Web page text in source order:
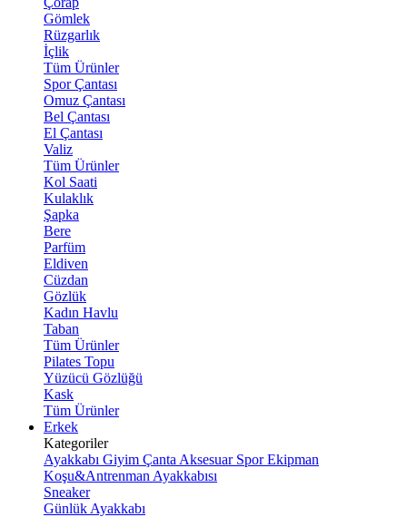
Gömlek
Rüzgarlık
İçlik
Tüm Ürünler
Spor Çantası
Omuz Çantası
Bel Çantası
El Çantası
Valiz
Tüm Ürünler
Kol Saati
Kulaklık
Şapka
Bere
Parfüm
Eldiven
Cüzdan
Gözlük
Kadın Havlu
Taban
Tüm Ürünler
Pilates Topu
Yüzücü Gözlüğü
Kask
Tüm Ürünler
Erkek
Kategoriler
Ayakkabı Giyim Çanta Aksesuar Spor Ekipman
Koşu&Antrenman Ayakkabısı
Sneaker
Günlük Ayakkabı